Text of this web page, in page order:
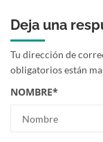
Deja una
Tu dirección de
obligatorios están
NOMBRE*